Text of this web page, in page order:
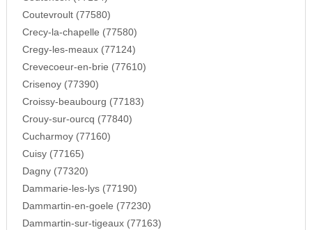
Coutevroult (77580)
Crecy-la-chapelle (77580)
Cregy-les-meaux (77124)
Crevecoeur-en-brie (77610)
Crisenoy (77390)
Croissy-beaubourg (77183)
Crouy-sur-ourcq (77840)
Cucharmoy (77160)
Cuisy (77165)
Dagny (77320)
Dammarie-les-lys (77190)
Dammartin-en-goele (77230)
Dammartin-sur-tigeaux (77163)